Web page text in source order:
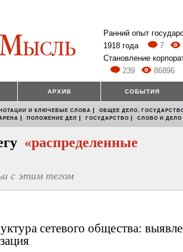
Ранний опыт
1918 года
7
Становление
239
86896
АРХИВ СОБЫТИЯ
И КЛЮЧЕВЫЕ СЛОВА | ОБЩЕЕ ДЕЛО,
| ПОЛОЖЕНИЕ ДЕЛ | ГОСУДАРСТВО | СЛОВО И ДЕЛО
«распределенные
с этим тегом
сетевого общества: